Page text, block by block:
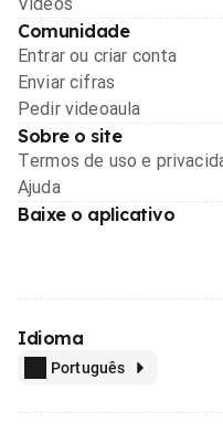
Comunidade
Entrar ou criar conta
Enviar cifras
Pedir videoaula
Sobre o site
Termos de uso e
Ajuda
Baixe o aplicativo
Idioma
Português